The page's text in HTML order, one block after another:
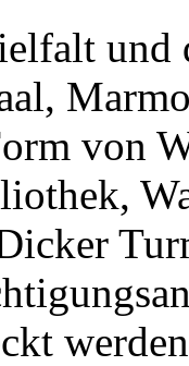
und
von